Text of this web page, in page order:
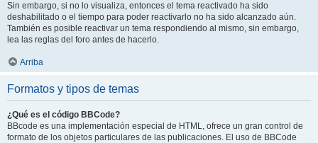
Sin embargo, si no lo visualiza, entonces el tema reactivado ha sido
deshabilitado o el tiempo para poder reactivarlo no ha sido alcanzado aún.
También es posible reactivar un tema respondiendo al mismo, sin embargo,
lea las reglas del foro antes de hacerlo.
Arriba
Formatos y tipos de temas
¿Qué es el código BBCode?
BBcode es una implementación especial de HTML, ofrece un gran control de
formato de los objetos particulares de las publicaciones. El uso de BBCode